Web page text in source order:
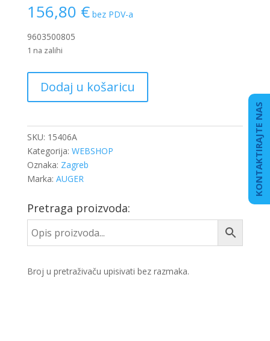
156,80 € bez PDV-a
9603500805
1 na zalihi
SPONA
DB
MP4
količina
Dodaj u košaricu
SKU: 15406A
Kategorija: WEBSHOP
Oznaka: Zagreb
Marka: AUGER
Pretraga proizvoda:
Broj u pretraživaču upisivati bez razmaka.
KONTAKTIRAJTE NAS